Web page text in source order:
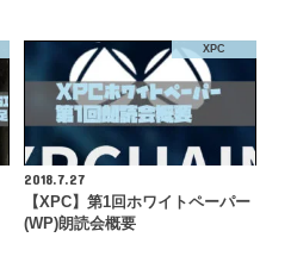
XPC
2018.7.27
【XPC】第1回ホワイトペーパー
(WP)朗読会概要